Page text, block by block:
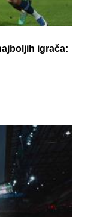
igrača: